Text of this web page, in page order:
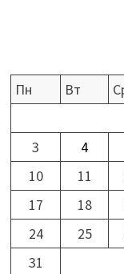
Пн
Вт
3
4
10
11
17
18
24
25
31